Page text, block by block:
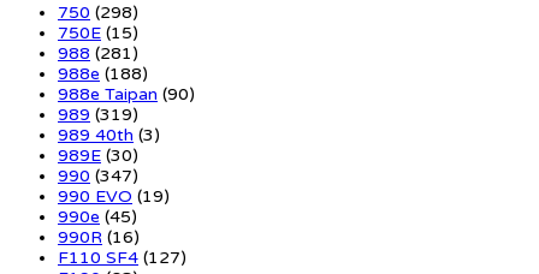
750 (298)
750E (15)
988 (281)
988e (188)
988e Taipan (90)
989 (319)
989 40th (3)
989E (30)
990 (347)
990 EVO (19)
990e (45)
990R (16)
F110 SF4 (127)